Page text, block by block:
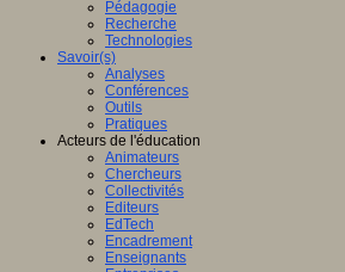
Pédagogie
Recherche
Technologies
Savoir(s)
Analyses
Conférences
Outils
Pratiques
Acteurs de l'éducation
Animateurs
Chercheurs
Collectivités
Editeurs
EdTech
Encadrement
Enseignants